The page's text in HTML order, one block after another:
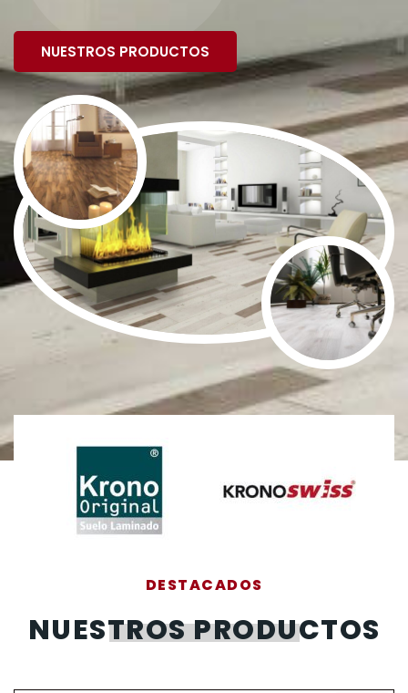
NUESTROS PRODUCTOS
DESTACADOS
NUESTROS PRODUCTOS